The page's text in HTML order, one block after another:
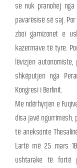
se nuk pranohej
pavarësisë së saj.
zboi garnizonet e
kazermave të tyre.
lëvizjen
shkëputjen nga
Kongresi i Berlinit.
Me ndërhyrjen e
disa javë ngurrimesh,
të aneksonte
Lartë më 25 mars
ushtarake të fortë